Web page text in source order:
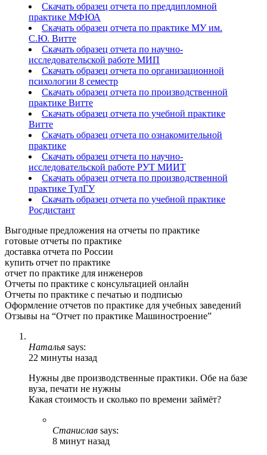
Скачать образец отчета по преддипломной
практике МФЮА
Скачать образец отчета по практике МУ им.
С.Ю. Витте
Скачать образец отчета по научно-
исследовательской работе МИП
Скачать образец отчета по организационной
психологии 8 семестр
Скачать образец отчета по производственной
практике Витте
Скачать образец отчета по учебной практике
Витте
Скачать образец отчета по ознакомительной
практике
Скачать образец отчета по научно-
исследовательской работе РУТ МИИТ
Скачать образец отчета по производственной
практике ТулГУ
Скачать образец отчета по учебной практике
Росдистант
Выгодные предложения на отчеты по практике
готовые отчеты по практике
доставка отчета по России
купить отчет по практике
отчет по практике для инженеров
Отчеты по практике с консультацией онлайн
Отчеты по практике с печатью и подписью
Оформление отчетов по практике для учебных заведений
Отзывы на “Отчет по практике Машиностроение”
Наталья says:
22 минуты назад
Нужны две производственные практики. Обе на базе
вуза, печати не нужны
Какая стоимость и сколько по времени займёт?
Станислав says:
8 минут назад